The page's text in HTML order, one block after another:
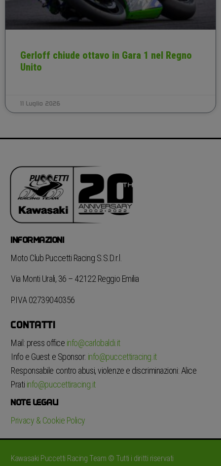
Gerloff chiude ottavo in Gara 1 nel Regno
Unito
11 Luglio 2026
INFORMAZIONI
Moto Club Puccetti Racing S.S.D.r.l.
Via Monti Urali, 36 – 42122 Reggio Emilia
P.IVA 02739040356
CONTATTI
Mail: press office info@carlobaldi.it
Info e Guest e Sponsor: info@puccettiracing.it
Responsabile contro abusi, violenze e discriminazioni: Alice
Prati info@puccettiracing.it
NOTE LEGALI
Privacy & Cookie Policy
Kawasaki Puccetti Racing Team © Tutti i diritti riservati